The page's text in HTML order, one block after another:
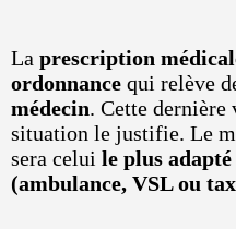
La prescription
ordonnance qui relève
médecin. Cette dernière
situation le justifie. Le
sera celui le plus
(ambulance, VSL ou